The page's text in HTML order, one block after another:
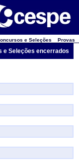
e Seleções Provas
e Seleções encerrados